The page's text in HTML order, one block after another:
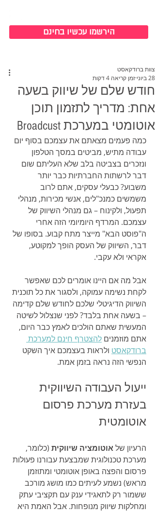
הירשמו עכשיו בחינם
חודש שלם של שיווק בשעה
אחת: מדריך לתזמון תוכן
אוטומטי במערכת Broadcust
צוות ברודקאסט
28 ביוני
זמן קריאה 4 דקות
כמה פעמים מצאתם את עצמכם בסוף יום
עבודה מתיש, מביטים במסך הטלפון
ונזכרים בצביטה בלב שלא העליתם שום
דבר לרשתות החברתיות כבר יותר
משבוע? כבעלי עסקים, אתם לרוב
משמשים כמנכ"לים, אנשי מכירות, מנהלי
תפעול, ולקינוח – גם מנהלי השיווק של
עצמכם. המרדף היומיומי הזה אחרי
ה"פוסט הבא" מייצר מתח קבוע. בסופו של
דבר, השיווק של העסק הופך למקוטע,
אקראי ולא עקבי.
אבל מה אם היינו אומרים לכם שאפשר
לקחת נשימה עמוקה, ולסגור את כל תוכנית
השיווק הדיגיטלי שלכם לחודש שלם קדימה
– בשעה אחת בלבד? לפני שנצלול לשיטה
המעשית שאתם הולכים לאמץ כבר היום,
אתם מוזמנים להצטרף חינם למערכת
ברודקאסט ולראות בעצמכם איך השקט
הנפשי הזה נראה בזמן אמת.
ייעול העבודה השיווקית
בעזרת מערכת פרסום
אוטומטית
הרעיון של אוטומציה שיווקית (כלומר,
מערכת טכנולוגית שמבצעת עבורנו פעולות
פרסום והפצה באופן אוטומטי ומתוזמן
מראש) נשמע לעיתים כמו מושג מורכב
ששמור רק לתאגידי ענק עם תקציבי עתק
ומחלקות שיווק מנופחות. אבל האמת היא